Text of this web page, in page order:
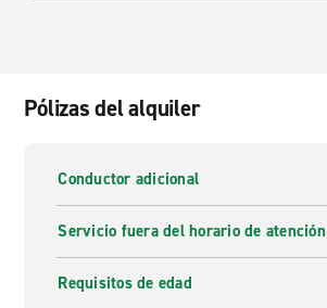
Pólizas del alquiler
Conductor adicional
Servicio fuera del horario de atención
Requisitos de edad